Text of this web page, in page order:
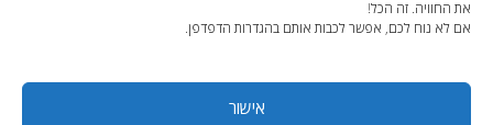
את החוויה. זה הכל!
אם לא נוח לכם, אפשר לכבות אותם בהגדרות הדפדפן.
אישור